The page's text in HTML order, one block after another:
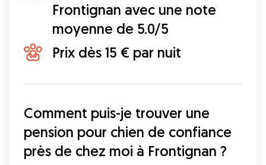
Frontignan avec une note
moyenne de 5.0/5
Prix dès 15 € par nuit
Comment puis-je trouver une
pension pour chien de confiance
près de chez moi à Frontignan ?